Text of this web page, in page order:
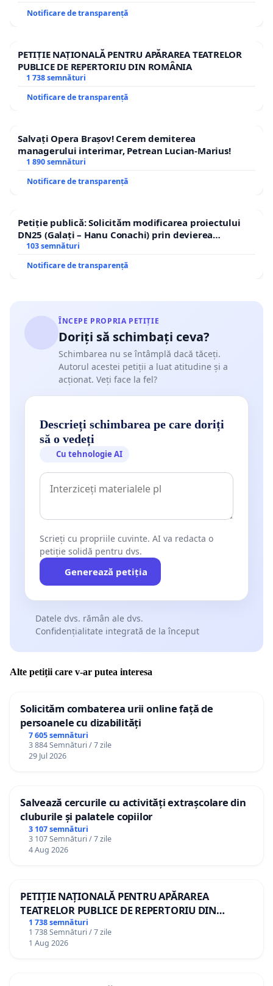
Notificare de transparență
PETIȚIE NAȚIONALĂ PENTRU APĂRAREA TEATRELOR
PUBLICE DE REPERTORIU DIN ROMÂNIA
1 738 semnături
Notificare de transparență
Salvați Opera Brașov! Cerem demiterea
managerului interimar, Petrean Lucian-Marius!
1 890 semnături
Notificare de transparență
Petiție publică: Solicităm modificarea proiectului
DN25 (Galați – Hanu Conachi) prin devierea
traseului în afara localităților!
103 semnături
Notificare de transparență
ÎNCEPE PROPRIA PETIȚIE
Doriți să schimbați ceva?
Schimbarea nu se întâmplă dacă tăceți.
Autorul acestei petiții a luat atitudine și a
acționat. Veți face la fel?
Descrieți schimbarea pe care doriți
să o vedeți
Cu tehnologie AI
Scrieți cu propriile cuvinte. AI va redacta o
petiție solidă pentru dvs.
Generează petiția
Datele dvs. rămân ale dvs.
Confidențialitate integrată de la început
Alte petiții care v-ar putea interesa
Solicităm combaterea urii online față de
persoanele cu dizabilități
7 605 semnături
3 884 Semnături / 7 zile
29 Jul 2026
Salvează cercurile cu activități extrașcolare din
cluburile și palatele copiilor
3 107 semnături
3 107 Semnături / 7 zile
4 Aug 2026
PETIȚIE NAȚIONALĂ PENTRU APĂRAREA
TEATRELOR PUBLICE DE REPERTORIU DIN
ROMÂNIA
1 738 semnături
1 738 Semnături / 7 zile
1 Aug 2026